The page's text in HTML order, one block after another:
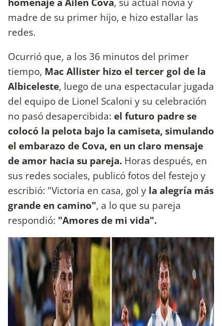
madre de su primer hijo, e hizo estallar las
redes.
Ocurrió que, a los 36 minutos del primer
tiempo, Mac Allister hizo el tercer gol de la
Albiceleste, luego de una espectacular jugada
del equipo de Lionel Scaloni y su celebración
no pasó desapercibida: el futuro padre se
colocó la pelota bajo la camiseta, simulando
el embarazo de Cova, en un claro mensaje
de amor hacia su pareja. Horas después, en
sus redes sociales, publicó fotos del festejo y
escribió: "Victoria en casa, gol y la alegría más
grande en camino", a lo que su pareja
respondió: "Amores de mi vida".